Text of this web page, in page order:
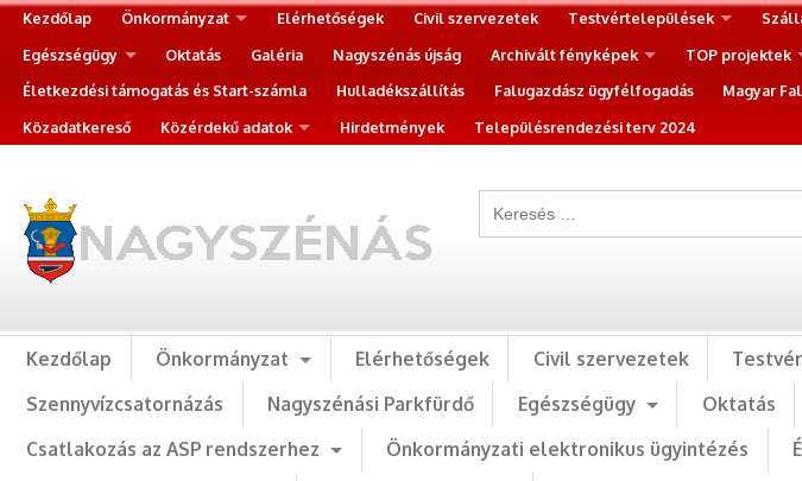
Kezdőlap Önkormányzat Elérhetőségek Civil szervezetek Testvértelepülések
Egészségügy
Oktatás Galéria Nagyszénás újság Archivált fényképek TOP projektek
Életkezdési támogatás és Start-számla
Hulladékszállítás Falugazdász ügyfélfogadás Magyar
Közadatkereső
Közérdekű adatok Hirdetmények Településrendezési terv 2024
Kezdőlap Önkormányzat Elérhetőségek Civil szervezetek
Szennyvízcsatornázás
Nagyszénási Parkfürdő Egészségügy Oktatás
Csatlakozás az ASP rendszerhez
Önkormányzati elektronikus ügyintézés